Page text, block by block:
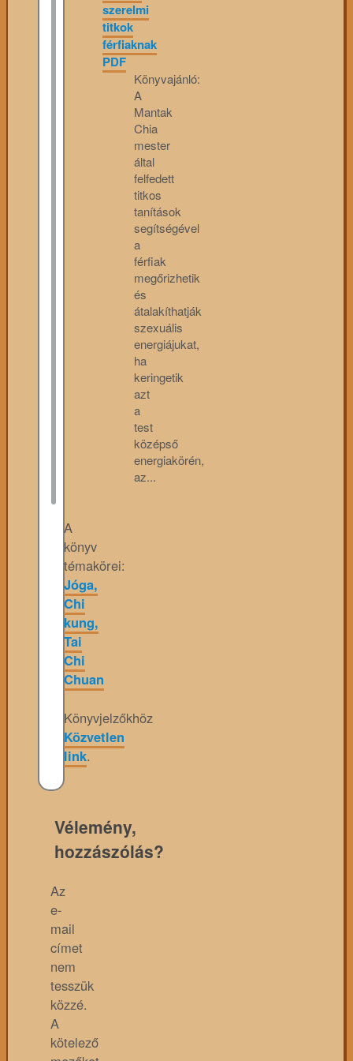
szerelmi
titkok
férfiaknak
PDF
Könyvajánló:
A
Mantak
Chia
mester
által
felfedett
titkos
tanítások
segítségével
a
férfiak
megőrizhetik
és
átalakíthatják
szexuális
energiájukat,
ha
keringetik
azt
a
test
középső
energiakörén,
az...
A
könyv
témakörei:
Jóga,
Chi
kung,
Tai
Chi
Chuan
Könyvjelzőkhöz
Közvetlen
link.
Vélemény,
hozzászólás?
Az
e-
mail
címet
nem
tesszük
közzé.
A
kötelező